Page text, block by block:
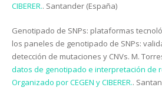
CIBERER.. Santander (España)
Genotipado de SNPs: plataformas
los paneles de genotipado de SNPs:
detección de mutaciones y CNVs. M.
datos de genotipado e interpretación de
Organizado por CEGEN y CIBERER..